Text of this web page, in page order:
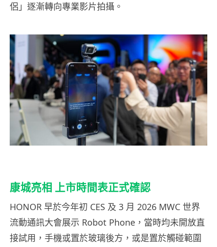
侶」逐漸轉向專業影片拍攝。
康城亮相 上市時間表正式確認
HONOR 早於今年初 CES 及 3 月 2026 MWC 世界
流動通訊大會展示 Robot Phone，當時均未開放直
接試用，手機或置於玻璃後方，或是置於觸碰範圍